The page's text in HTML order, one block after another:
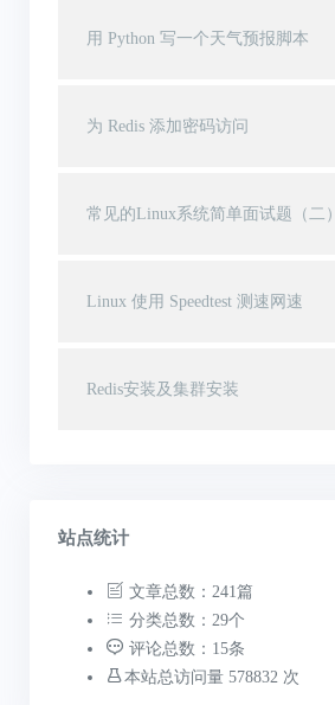
用 Python 写一个天气预报脚本
为 Redis 添加密码访问
常见的Linux系统简单面试题（二）
Linux 使用 Speedtest 测速网速
Redis安装及集群安装
站点统计
文章总数：241篇
分类总数：29个
评论总数：15条
本站总访问量 578832 次